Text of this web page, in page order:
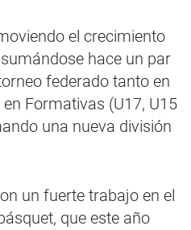
el crecimiento
hace un par
federado tanto en
Formativas (U17, U15
una nueva división
un fuerte trabajo en el
que este año